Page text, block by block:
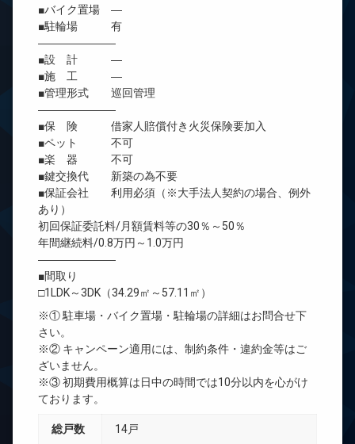
■バイク置場 ―
■駐輪場 有
―――――――
■設 計 ―
■施 工 ―
■管理形式 巡回管理
―――――――
■保 険 借家人賠償付き火災保険要加入
■ペット 不可
■楽 器 不可
■鍵交換代 新築の為不要
■保証会社 利用必須（※大手法人契約の場合、例外
あり）
初回保証委託料/月額賃料等の30％～50％
年間継続料/0.8万円～1.0万円
―――――――
■間取り
□1LDK～3DK（34.29㎡～57.11㎡）
※① 駐車場・バイク置場・駐輪場の詳細はお問合せ下
さい。
※② キャンペーン適用には、制約条件・違約金等はご
ざいません。
※③ 初期費用概算は日中の時間では10分以内を心がけ
ております。
総戸数 14戸